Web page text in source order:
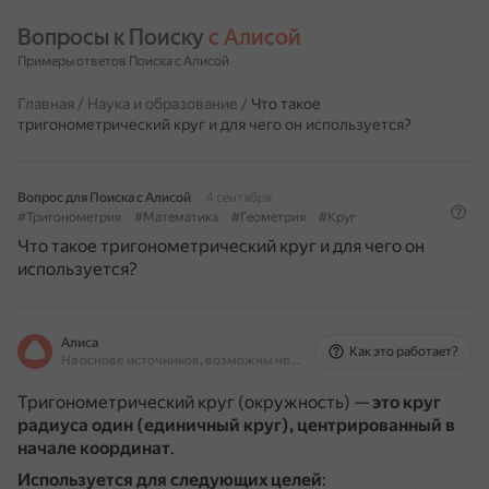
Вопросы к Поиску с Алисой
Примеры ответов Поиска с Алисой
Главная / Наука и образование / Что такое
тригонометрический круг и для чего он используется?
Вопрос для Поиска с Алисой
4 сентября
#Тригонометрия
#Математика #Геометрия #Круг
Что такое тригонометрический круг и для чего он
используется?
Алиса
На основе источников, возможны неточности
Как это работает?
Тригонометрический круг (окружность) — это круг
радиуса один (единичный круг), центрированный в
начале координат.
Используется для следующих целей: